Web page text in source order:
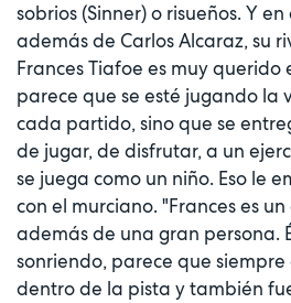
sobrios (Sinner) o risueños. Y
además de Carlos Alcaraz, su
Frances Tiafoe es muy querido
parece que se esté jugando la
cada partido, sino que se
de jugar, de disfrutar, a un
se juega como un niño. Eso le
con el murciano. "Frances es
además de una gran persona.
sonriendo, parece que
dentro de la pista y también